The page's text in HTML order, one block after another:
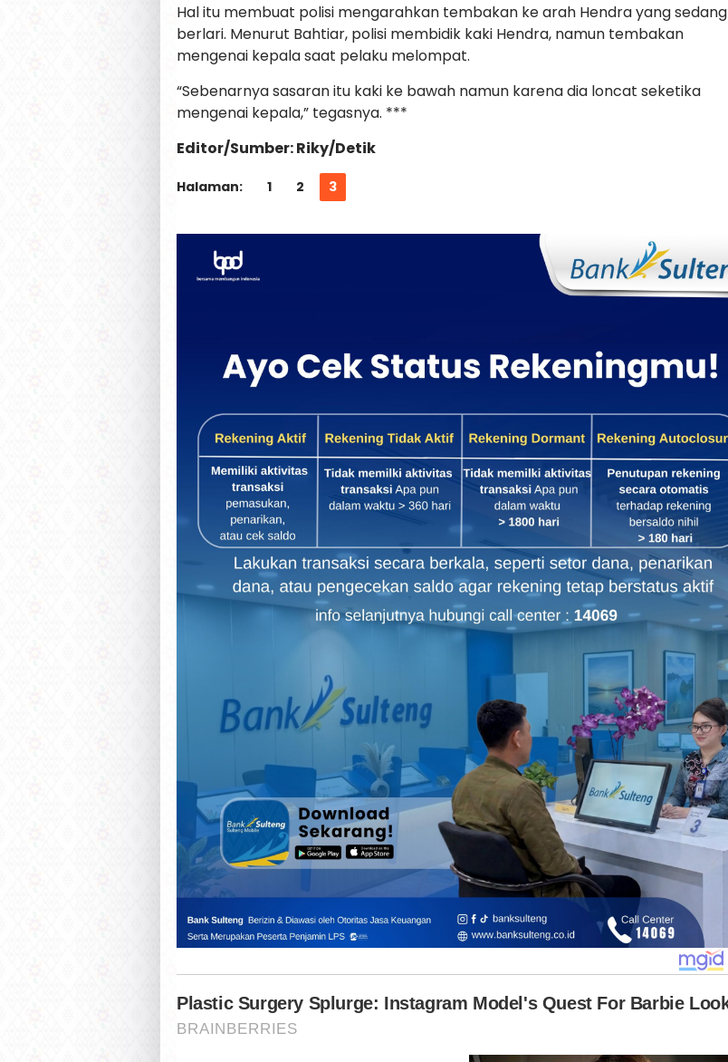
Hal itu membuat polisi mengarahkan tembakan ke arah Hendra yang sedang
berlari. Menurut Bahtiar, polisi membidik kaki Hendra, namun tembakan
mengenai kepala saat pelaku melompat.
“Sebenarnya sasaran itu kaki ke bawah namun karena dia loncat seketika
mengenai kepala,” tegasnya. ***
Editor/Sumber: Riky/Detik
Halaman: 1 2 3